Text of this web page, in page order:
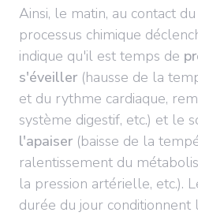
Ainsi, le matin, au contact
processus chimique
indique qu'il est temps de
s'éveiller (hausse de la
et du rythme cardiaque,
système digestif, etc.) et le
l'apaiser (baisse de la
ralentissement du
la pression artérielle, etc.).
durée du jour conditionnent